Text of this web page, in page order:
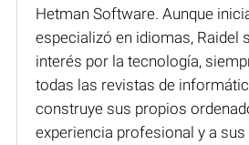
Hetman Software. Aunque
especializó en idiomas, Raidel
interés por la tecnología,
todas las revistas de
construye sus propios
experiencia profesional y a